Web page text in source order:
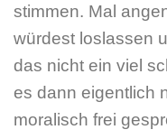
stimmen. Mal
würdest loslassen
das nicht ein viel
es dann eigentlich
moralisch frei